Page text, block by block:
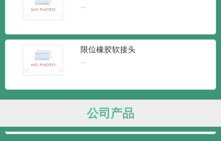
...
限位橡胶软接头
...
公司产品
头橡胶接头又可称为：...
头又叫做橡胶管软接...